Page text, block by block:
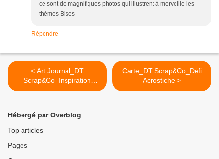
ce sont de magnifiques photos qui illustrent à merveille les
thèmes Bises
Répondre
< Art Journal_DT
Scrap&Co_Inspiration
Matisse
Carte_DT Scrap&Co_Défi
Acrostiche >
Hébergé par Overblog
Top articles
Pages